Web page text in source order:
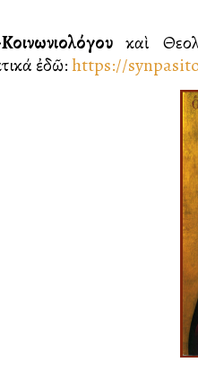
καὶ
ἐδῶ:https://